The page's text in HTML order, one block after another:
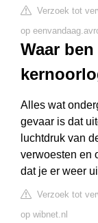
Verzoek tot
op
Waar
Alles wat
gevaar is dat
luchtdruk van
verwoesten en
dat je er weer
Verzoek tot
op wibnet.nl